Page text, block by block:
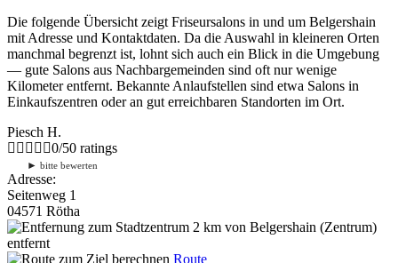
Die folgende Übersicht zeigt Friseursalons in und um Belgershain
mit Adresse und Kontaktdaten. Da die Auswahl in kleineren Orten
manchmal begrenzt ist, lohnt sich auch ein Blick in die Umgebung
— gute Salons aus Nachbargemeinden sind oft nur wenige
Kilometer entfernt. Bekannte Anlaufstellen sind etwa Salons in
Einkaufszentren oder an gut erreichbaren Standorten im Ort.
Piesch H.
0/50 ratings
► bitte bewerten
Adresse:
Seitenweg 1
04571 Rötha
2 km von Belgershain (Zentrum)
entfernt
Route